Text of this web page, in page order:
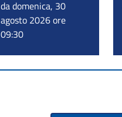
da domenica, 30
agosto 2026 ore
09:30